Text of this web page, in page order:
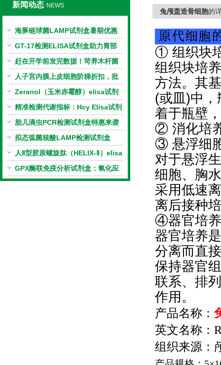
新闻动态 NEWS
海豚链球菌LAMP试剂盒暑期优惠
GT-17检测ELISA试剂盒助力胃部
相关指标样本定量研究
赶在开学前发完数据！苛养木杆菌
PCR检测试剂盒暑假优惠开启
人子宫内膜上皮细胞阶梯折扣，批
量更划算
Zeranol（玉米赤霉醇）elisa试剂
盒特惠
精准检测代谢指标：Hcy Elisa试剂
盒的科研应用与技术特点
胎儿滴虫PCR检测试剂盒特惠来袭
拟态弧菌核酸LAMP检测试剂盒
（恒温荧光法）新品上市优惠活动
人Ⅱ型胶原螺旋肽（HELIX-Ⅱ）elisa
试剂盒科研优惠活动开启
GPX酶联免疫分析试剂盒：氧化应
激研究精准检测工具
兔颅盖造骨细胞的
① 组织块
组织块培
方法。其
(或皿)中
着于瓶壁
② 消化培
③ 悬浮细
对于悬浮
细胞、胸
采用低速
离后接种
④器官培养
器官培养
分离而直
保持器官
联系、排
作用。
产品名称：
英文名称：
组织来源：